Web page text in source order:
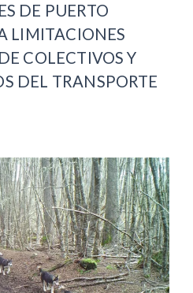
DE PUERTO
LIMITACIONES
COLECTIVOS Y
DEL TRANSPORTE